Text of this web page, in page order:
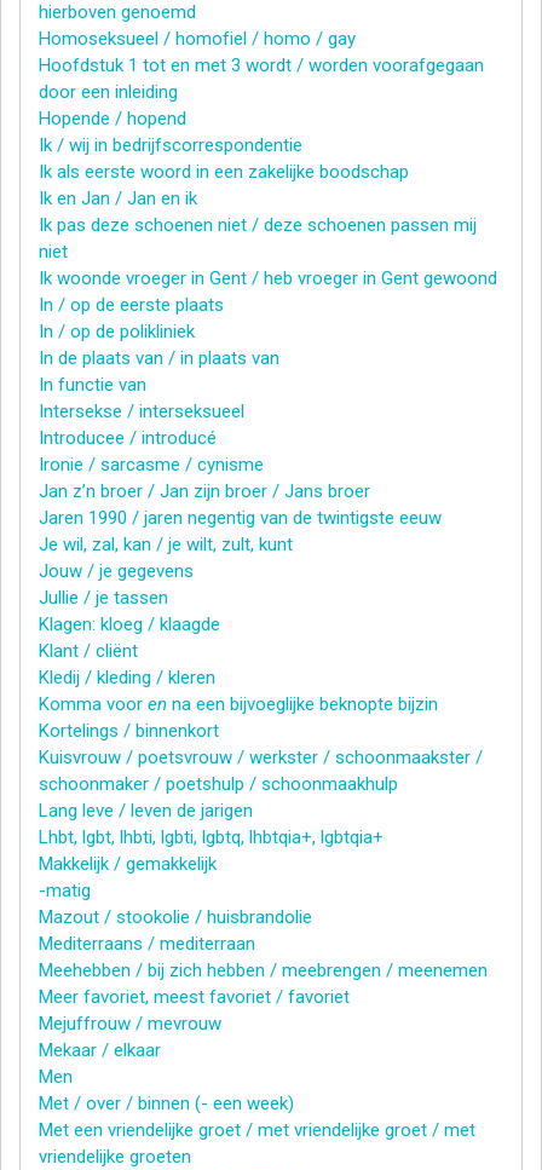
hierboven genoemd
Homoseksueel / homofiel / homo / gay
Hoofdstuk 1 tot en met 3 wordt / worden voorafgegaan
door een inleiding
Hopende / hopend
Ik / wij in bedrijfscorrespondentie
Ik als eerste woord in een zakelijke boodschap
Ik en Jan / Jan en ik
Ik pas deze schoenen niet / deze schoenen passen mij
niet
Ik woonde vroeger in Gent / heb vroeger in Gent gewoond
In / op de eerste plaats
In / op de polikliniek
In de plaats van / in plaats van
In functie van
Intersekse / interseksueel
Introducee / introducé
Ironie / sarcasme / cynisme
Jan z’n broer / Jan zijn broer / Jans broer
Jaren 1990 / jaren negentig van de twintigste eeuw
Je wil, zal, kan / je wilt, zult, kunt
Jouw / je gegevens
Jullie / je tassen
Klagen: kloeg / klaagde
Klant / cliënt
Kledij / kleding / kleren
Komma voor en na een bijvoeglijke beknopte bijzin
Kortelings / binnenkort
Kuisvrouw / poetsvrouw / werkster / schoonmaakster /
schoonmaker / poetshulp / schoonmaakhulp
Lang leve / leven de jarigen
Lhbt, lgbt, lhbti, lgbti, lgbtq, lhbtqia+, lgbtqia+
Makkelijk / gemakkelijk
-matig
Mazout / stookolie / huisbrandolie
Mediterraans / mediterraan
Meehebben / bij zich hebben / meebrengen / meenemen
Meer favoriet, meest favoriet / favoriet
Mejuffrouw / mevrouw
Mekaar / elkaar
Men
Met / over / binnen (- een week)
Met een vriendelijke groet / met vriendelijke groet / met
vriendelijke groeten